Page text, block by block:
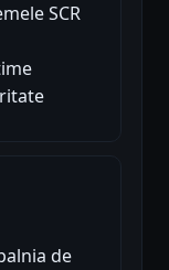
SCR
de